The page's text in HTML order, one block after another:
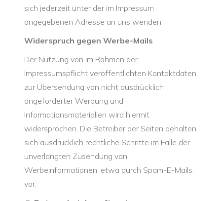
sich jederzeit unter der im Impressum
angegebenen Adresse an uns wenden.
Widerspruch gegen Werbe-Mails
Der Nutzung von im Rahmen der
Impressumspflicht veröffentlichten Kontaktdaten
zur Übersendung von nicht ausdrücklich
angeforderter Werbung und
Informationsmaterialien wird hiermit
widersprochen. Die Betreiber der Seiten behalten
sich ausdrücklich rechtliche Schritte im Falle der
unverlangten Zusendung von
Werbeinformationen, etwa durch Spam-E-Mails,
vor.